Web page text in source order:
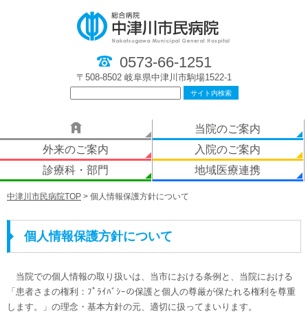
0573-66-1251
〒508-8502 岐阜県中津川市駒場1522-1
当院のご案内
外来のご案内
入院のご案内
診療科・部門
地域医療連携
中津川市民病院TOP > 個人情報保護方針について
個人情報保護方針について
当院での個人情報の取り扱いは、当市における条例と、当院における
「患者さまの権利：ﾌﾟﾗｲﾊﾞｼｰの保護と個人の尊厳が保たれる権利を尊重
します。」の理念・基本方針の元、適切に扱ってまいります。